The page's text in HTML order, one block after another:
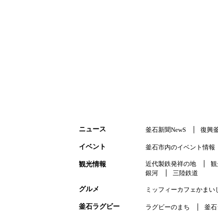
ニュース 釜石新聞NewS 復興
イベント 釜石市内のイベント情報
観光情報 近代製鉄発祥の地
銀河
三陸鉄道
グルメ ミッフィーカフェかまい
釜石ラグビー ラグビーのまち 釜